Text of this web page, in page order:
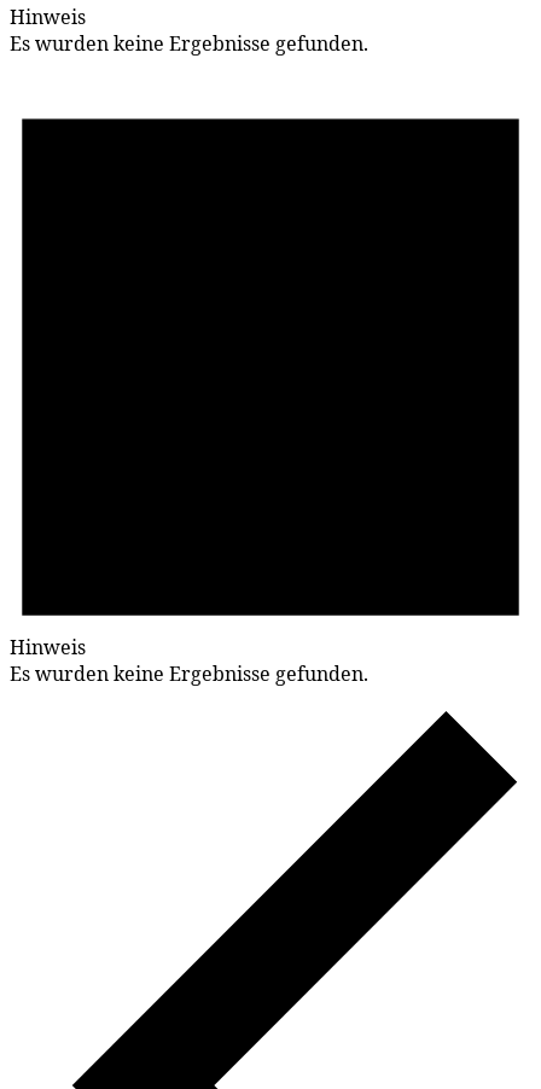
Hinweis
Es wurden keine Ergebnisse gefunden.
Hinweis
Es wurden keine Ergebnisse gefunden.